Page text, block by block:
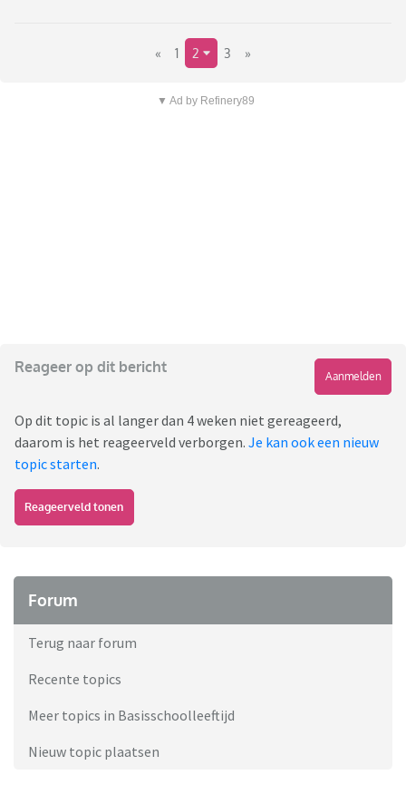
« 1 2 3 »
▼ Ad by Refinery89
Reageer op dit bericht
Aanmelden
Op dit topic is al langer dan 4 weken niet gereageerd,
daarom is het reageerveld verborgen. Je kan ook een nieuw
topic starten.
Reageerveld tonen
Forum
Terug naar forum
Recente topics
Meer topics in Basisschoolleeftijd
Nieuw topic plaatsen